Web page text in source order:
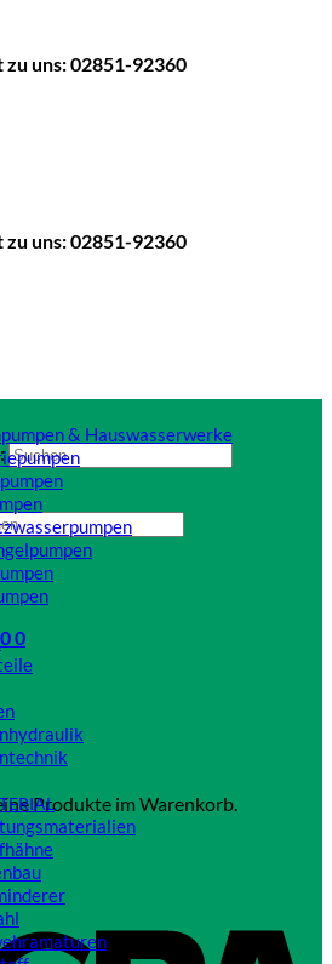
uns: 02851-92360
uns: 02851-92360
0
Produkte im Warenkorb.
& Hauswasserwerke